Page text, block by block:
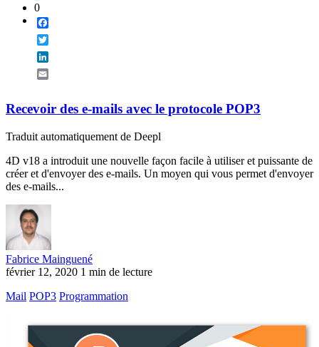
0
Recevoir des e-mails avec le protocole POP3
Traduit automatiquement de Deepl
4D v18 a introduit une nouvelle façon facile à utiliser et puissante de
créer et d'envoyer des e-mails. Un moyen qui vous permet d'envoyer
des e-mails...
Fabrice Mainguené
février 12, 2020 1 min de lecture
Mail POP3 Programmation